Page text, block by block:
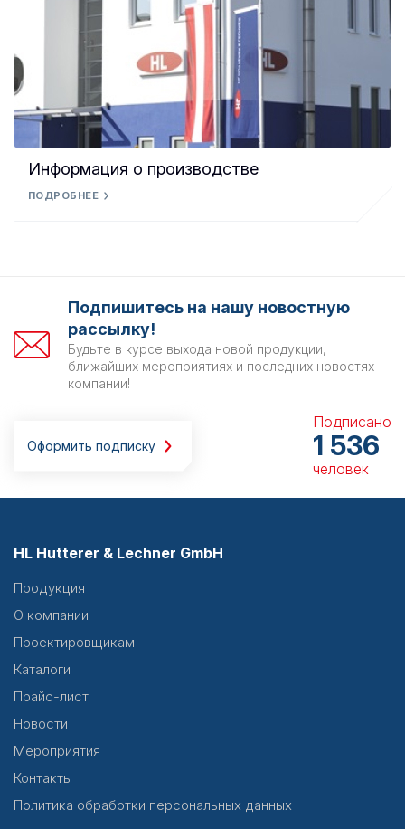
Информация о производстве
ПОДРОБНЕЕ
Подпишитесь на нашу новостную
рассылку!
Будьте в курсе выхода новой продукции,
ближайших мероприятиях и последних новостях
компании!
Оформить подписку
Подписано
1 536
человек
HL Hutterer & Lechner GmbH
Продукция
О компании
Проектировщикам
Каталоги
Прайс-лист
Новости
Мероприятия
Контакты
Политика обработки персональных данных